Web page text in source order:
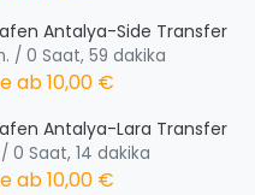
Antalya-Side Transfer
/ 0 Saat, 59 dakika
ab10,00 €
Antalya-Lara Transfer
/ 0 Saat, 14 dakika
ab10,00 €